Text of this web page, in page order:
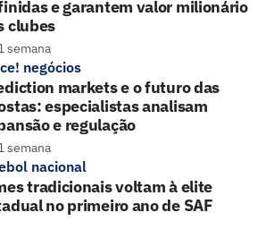
e garantem valor milionário
clubes
semana
negócios
markets e o futuro das
especialistas analisam
e regulação
semana
nacional
tradicionais voltam à elite
no primeiro ano de SAF